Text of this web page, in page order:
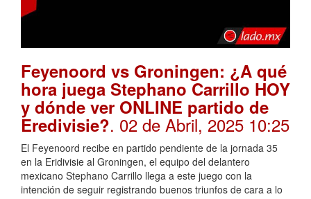
Feyenoord vs Groningen: ¿A qué
hora juega Stephano Carrillo HOY
y dónde ver ONLINE partido de
Eredivisie?. 02 de Abril, 2025 10:25
El Feyenoord recibe en partido pendiente de la jornada 35
en la Eridivisie al Groningen, el equipo del delantero
mexicano Stephano Carrillo llega a este juego con la
intención de seguir registrando buenos triunfos de cara a lo